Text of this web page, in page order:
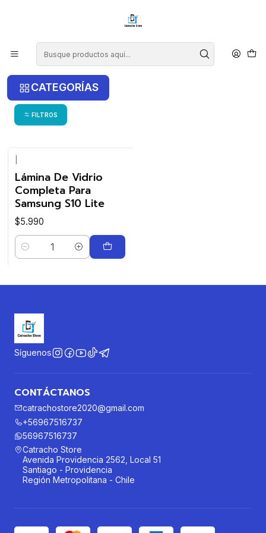
CATEGORÍAS
Inicio Samsung S10 Lite
S10 Lite
FILTROS
Lámina De Vidrio
Completa Para
Samsung S10 Lite
$5.990
Cantidad
Síguenos
CONTÁCTANOS
catrachostore2020@gmail.com
+56967516737
56967516737
Catracho Store
Avenida Providencia 2562, Local 51
Santiago - Providencia
Región Metropolitana - Chile